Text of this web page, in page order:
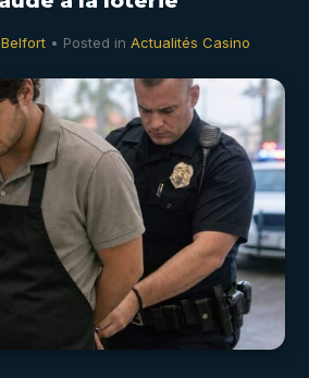
• Posted in Actualités Casino